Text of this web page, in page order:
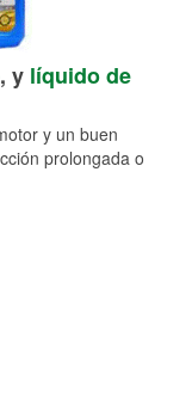
, y líquido de
y un buen
prolongada o